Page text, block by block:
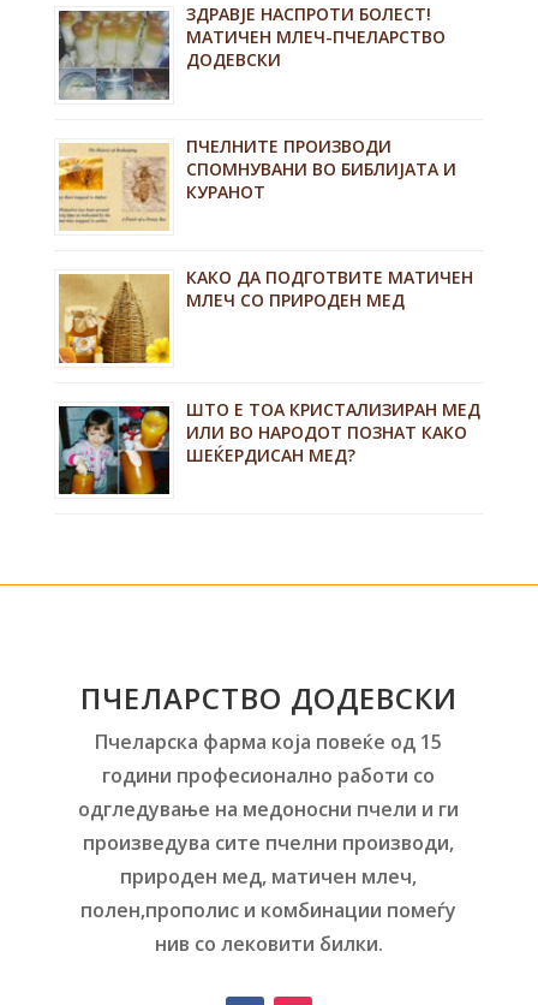
ЗДРАВЈЕ НАСПРОТИ БОЛЕСТ!
МАТИЧЕН МЛЕЧ-ПЧЕЛАРСТВО
ДОДЕВСКИ
ПЧЕЛНИТЕ ПРОИЗВОДИ
СПОМНУВАНИ ВО БИБЛИЈАТА И
КУРАНОТ
КАКО ДА ПОДГОТВИТЕ МАТИЧЕН
МЛЕЧ СО ПРИРОДЕН МЕД
ШТО Е ТОА КРИСТАЛИЗИРАН МЕД
ИЛИ ВО НАРОДОТ ПОЗНАТ КАКО
ШЕЌЕРДИСАН МЕД?
ПЧЕЛАРСТВО ДОДЕВСКИ
Пчеларска фарма која повеќе од 15
години професионално работи со
одгледување на медоносни пчели и ги
произведува сите пчелни производи,
природен мед, матичен млеч,
полен,прополис и комбинации помеѓу
нив со лековити билки.